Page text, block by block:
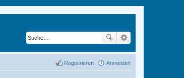
Anmelden
Registrieren